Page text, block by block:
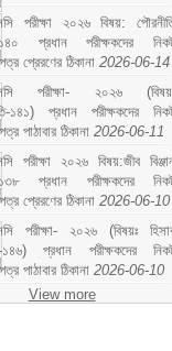
পরীক্ষা ২০২৬ বিষয়:
প্রধান পরীক্ষকদের
প্রেরণের ঠিকানা 2026-06-14
পরীক্ষা- ২০২৬
১৪১) প্রধান পরীক্ষকদের
পাঠাবার ঠিকানা 2026-06-11
পরীক্ষা ২০২৬ বিষয়:জীব
প্রধান পরীক্ষকদের
প্রেরণের ঠিকানা 2026-06-10
পরীক্ষা- ২০২৬ (বিষয়ঃ
১৪৬) প্রধান পরীক্ষকদের
পাঠাবার ঠিকানা 2026-06-10
View more